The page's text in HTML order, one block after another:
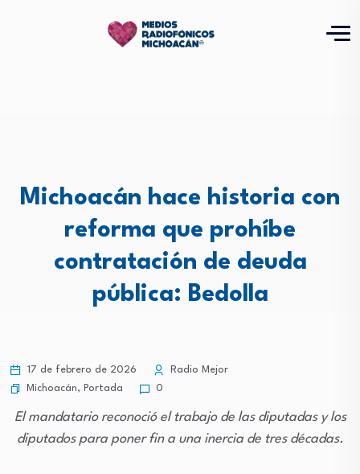
Michoacán hace historia con
reforma que prohíbe
contratación de deuda
pública: Bedolla
17 de febrero de 2026
Radio Mejor
Michoacán, Portada 0
El mandatario reconoció el trabajo de las diputadas y los
diputados para poner fin a una inercia de tres décadas.